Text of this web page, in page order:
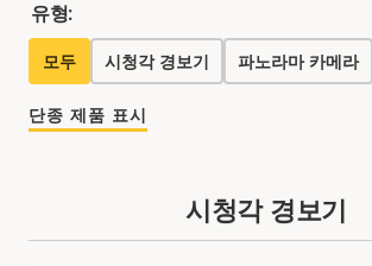
유형:
모두 시청각 경보기 파노라마 카메라
단종 제품 표시
시청각 경보기